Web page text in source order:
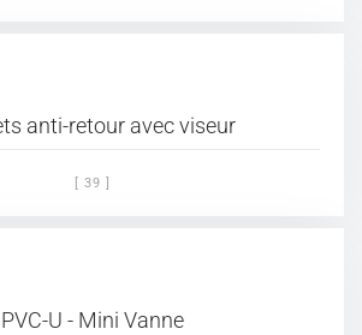
anti-retour avec viseur
[ 39 ]
PVC-U - Mini Vanne